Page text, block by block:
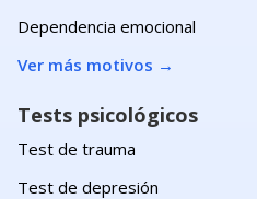
Dependencia emocional
Ver más motivos →
Tests psicológicos
Test de trauma
Test de depresión